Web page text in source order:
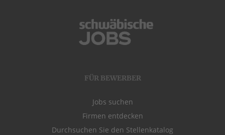
FÜR BEWERBER
Jobs suchen
Firmen entdecken
Durchsuchen Sie den Stellenkatalog